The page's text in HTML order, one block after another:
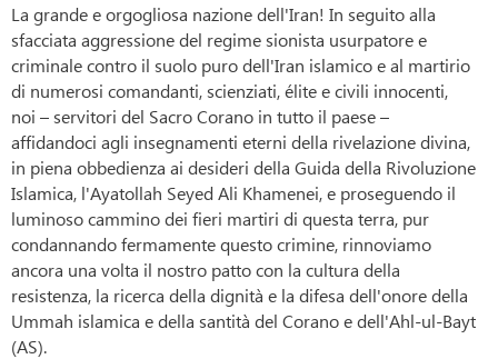
La grande e orgogliosa nazione dell'Iran! In seguito alla
sfacciata aggressione del regime sionista usurpatore e
criminale contro il suolo puro dell'Iran islamico e al martirio
di numerosi comandanti, scienziati, élite e civili innocenti,
noi – servitori del Sacro Corano in tutto il paese –
affidandoci agli insegnamenti eterni della rivelazione divina,
in piena obbedienza ai desideri della Guida della Rivoluzione
Islamica, l'Ayatollah Seyed Ali Khamenei, e proseguendo il
luminoso cammino dei fieri martiri di questa terra, pur
condannando fermamente questo crimine, rinnoviamo
ancora una volta il nostro patto con la cultura della
resistenza, la ricerca della dignità e la difesa dell'onore della
Ummah islamica e della santità del Corano e dell'Ahl-ul-Bayt
(AS).